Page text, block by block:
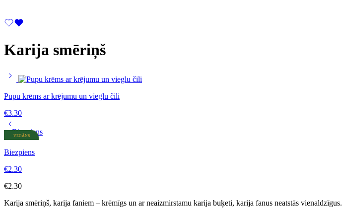
Karija smēriņš
Pupu krēms ar krējumu un vieglu čili
€3.30
VEGĀNS
Biezpiens
€2.30
€2.30
Karija smēriņš, karija faniem – krēmīgs un ar neaizmirstamu karija buķeti, karija fanus neatstās vienaldzīgus.